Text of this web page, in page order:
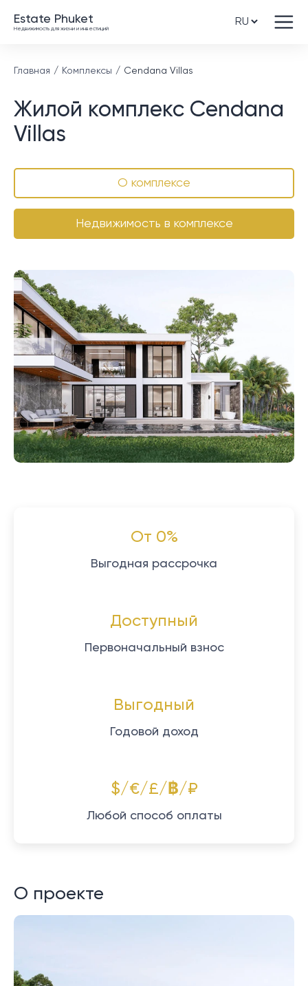
Estate Phuket
Недвижимость для жизни и инвестиций
Главная Комплексы Cendana Villas
Жилой комплекс Cendana
Villas
О комплексе
Недвижимость в комплексе
От 0%
Выгодная рассрочка
Доступный
Первоначальный взнос
Выгодный
Годовой доход
$/€/£/฿/₽
Любой способ оплаты
О проекте